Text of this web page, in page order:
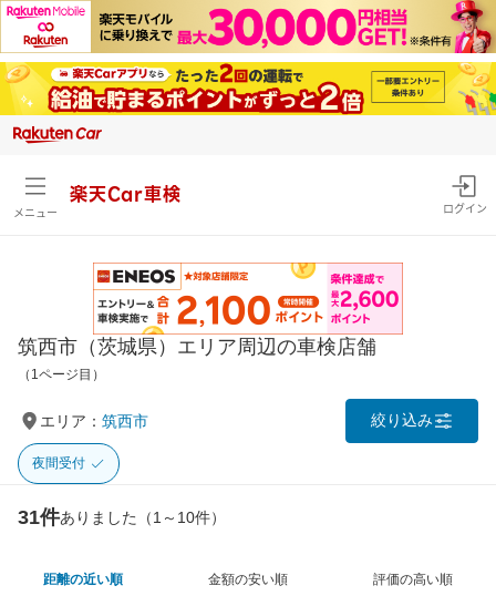
メニュー
楽天Car車検
ログイン
筑西市（茨城県）エリア周辺の車検店舗
（1ページ目）
エリア： 筑西市 絞り込み
夜間受付
31件ありました（1～10件）
距離の近い順 金額の安い順 評価の高い順